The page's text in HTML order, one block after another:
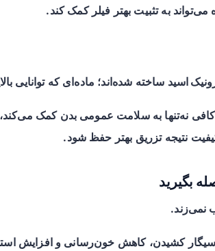
به تثبیت بهتر فیلر کمک کند.
اسید ساخته شده‌اند؛ ماده‌ای که توانایی
نه‌تنها به سلامت عمومی بدن کمک
نتیجه تزریق بهتر حفظ شود.
نمی‌زند.
کشیدن، کاهش خون‌رسانی و افزایش